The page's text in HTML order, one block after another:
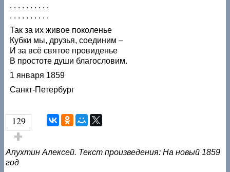
. . . . . . . . . .
. . . . . . . . . .
Так за их живое поколенье
Кубки мы, друзья, соединим –
И за всё святое провиденье
В простоте души благословим.
1 января 1859
Санкт-Петербург
129
Голос за!
Апухтин Алексей. Текст произведения: На новый 1859
год